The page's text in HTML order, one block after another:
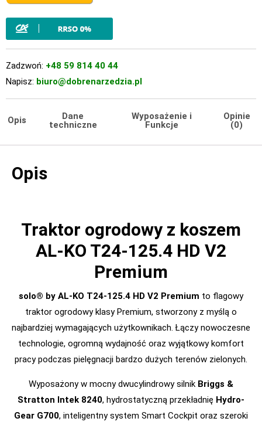
Zadzwoń: +48 59 814 40 44
Napisz: biuro@dobrenarzedzia.pl
Opis
Dane
techniczne
Wyposażenie i
Funkcje
Opinie
(0)
Opis
Traktor ogrodowy z koszem
AL-KO T24-125.4 HD V2
Premium
solo® by AL-KO T24-125.4 HD V2 Premium to flagowy
traktor ogrodowy klasy Premium, stworzony z myślą o
najbardziej wymagających użytkownikach. Łączy nowoczesne
technologie, ogromną wydajność oraz wyjątkowy komfort
pracy podczas pielęgnacji bardzo dużych terenów zielonych.
Wyposażony w mocny dwucylindrowy silnik Briggs &
Stratton Intek 8240, hydrostatyczną przekładnię Hydro-
Gear G700, inteligentny system Smart Cockpit oraz szeroki